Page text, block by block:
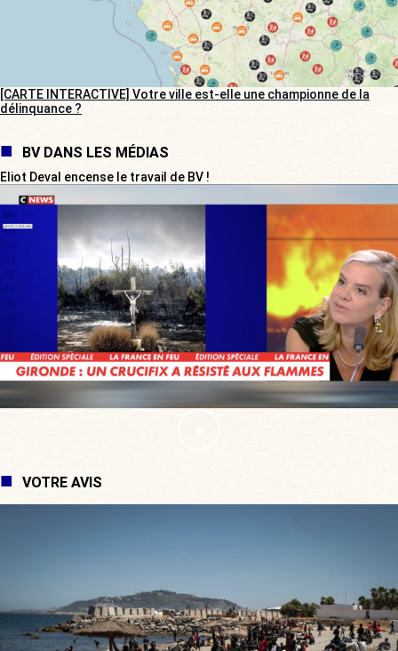
[CARTE INTERACTIVE] Votre ville est-elle une championne de la
délinquance ?
BV DANS LES MÉDIAS
Eliot Deval encense le travail de BV !
VOTRE AVIS